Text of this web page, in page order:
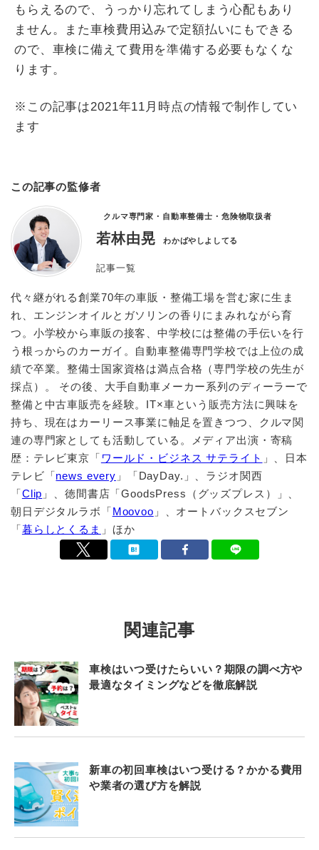
もらえるので、うっかり忘れてしまう心配もあり
ません。また車検費用込みで定額払いにもできる
ので、車検に備えて費用を準備する必要もなくな
ります。
※この記事は2021年11月時点の情報で制作してい
ます
この記事の監修者
クルマ専門家・自動車整備士・危険物取扱者
若林由晃 わかばやしよしてる
記事一覧
代々継がれる創業70年の車販・整備工場を営む家に生ま
れ、エンジンオイルとガソリンの香りにまみれながら育
つ。小学校から車販の接客、中学校には整備の手伝いを行
う根っからのカーガイ。自動車整備専門学校では上位の成
績で卒業。整備士国家資格は満点合格（専門学校の先生が
採点）。 その後、大手自動車メーカー系列のディーラーで
整備と中古車販売を経験。IT×車という販売方法に興味を
持ち、現在はカーリース事業に軸足を置きつつ、クルマ関
連の専門家としても活動している。メディア出演・寄稿
歴：テレビ東京「 ワールド・ビジネス サテライト 」、日本
テレビ「news every 」「DayDay.」、ラジオ関西
「Clip 」、徳間書店「GoodsPress（グッズプレス）」、
朝日デジタルラボ「Moovoo 」、オートバックスセブン
「暮らしとくるま 」ほか
関連記事
車検はいつ受けたらいい？期限の調べ方や
最適なタイミングなどを徹底解説
新車の初回車検はいつ受ける？かかる費用
や業者の選び方を解説